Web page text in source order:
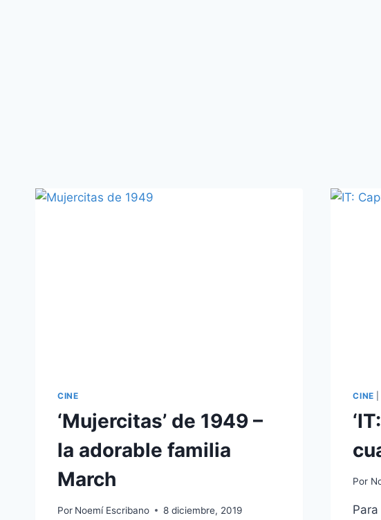
CINE
‘Mujercitas’ de 1949 –
la adorable familia
March
Por Noemí Escribano 8 diciembre, 2019
CINE
Por